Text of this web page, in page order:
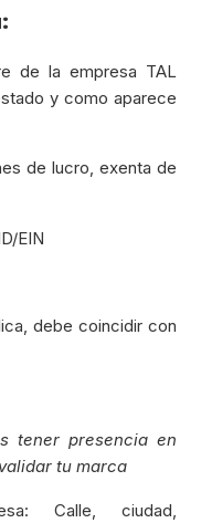
de la empresa TAL
y como aparece
de lucro, exenta de
EIN
debe coincidir con
tener presencia en
tu marca
Calle, ciudad,